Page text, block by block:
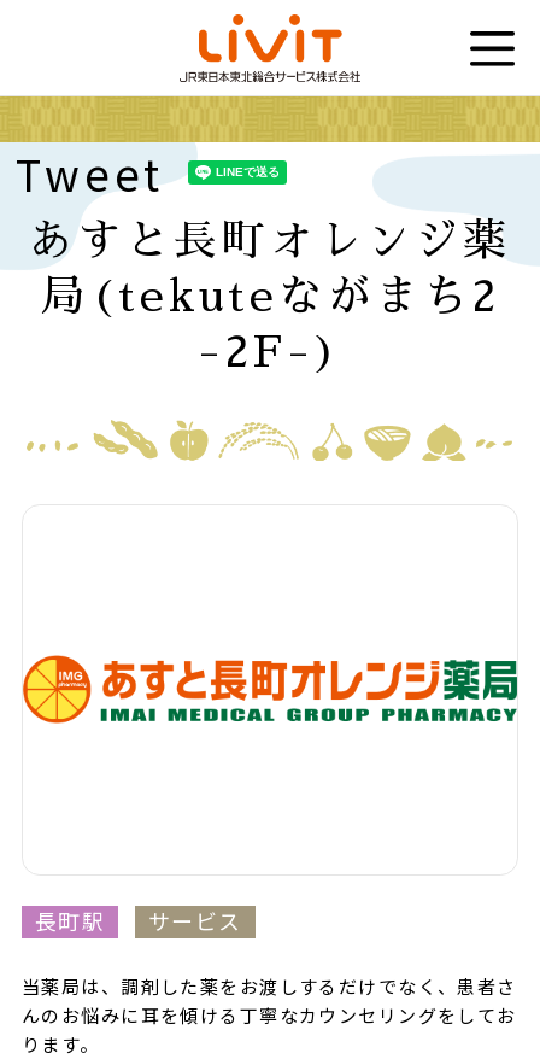
Tweet
あすと長町オレンジ薬
局(tekuteながまち2
-2F-)
長町駅 サービス
当薬局は、調剤した薬をお渡しするだけでなく、患者さ
んのお悩みに耳を傾ける丁寧なカウンセリングをしてお
ります。